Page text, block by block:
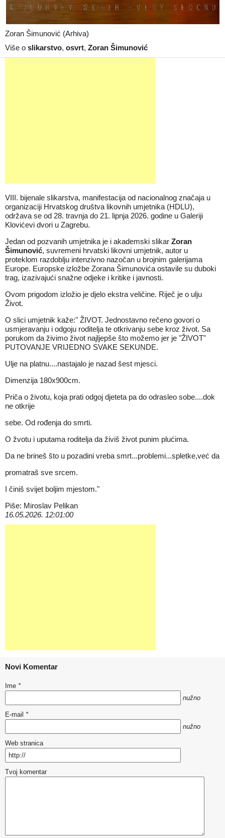
Zoran Šimunović (Arhiva)
Više o slikarstvo, osvrt, Zoran Šimunović
VIII. bijenale slikarstva, manifestacija od nacionalnog značaja u
organizaciji Hrvatskog društva likovnih umjetnika (HDLU),
održava se od 28. travnja do 21. lipnja 2026. godine u Galeriji
Klovićevi dvori u Zagrebu.
Jedan od pozvanih umjetnika je i akademski slikar Zoran
Šimunović, suvremeni hrvatski likovni umjetnik, autor u
proteklom razdoblju intenzivno nazočan u brojnim galerijama
Europe. Europske izložbe Zorana Šimunovića ostavile su duboki
trag, izazivajući snažne odjeke i kritike i javnosti.
Ovom prigodom izložio je djelo ekstra veličine. Riječ je o ulju
Život.
O slici umjetnik kaže:" ŽIVOT. Jednostavno rečeno govori o
usmjeravanju i odgoju roditelja te otkrivanju sebe kroz život. Sa
porukom da živimo život najljepše što možemo jer je "ŽIVOT"
PUTOVANJE VRIJEDNO SVAKE SEKUNDE.
Ulje na platnu....nastajalo je nazad šest mjesci.
Dimenzija 180x900cm.
Priča o životu, koja prati odgoj djeteta pa do odrasleo sobe....dok
ne otkrije
sebe. Od rođenja do smrti.
O žvotu i uputama roditelja da živiš život punim plućima.
Da ne brineš što u pozadini vreba smrt...problemi...spletke,već da
promatraš sve srcem.
I činiš svijet boljim mjestom."
Piše: Miroslav Pelikan
16.05.2026. 12:01:00
Novi Komentar
Ime *
nužno
E-mail *
nužno
Web stranica
Tvoj komentar